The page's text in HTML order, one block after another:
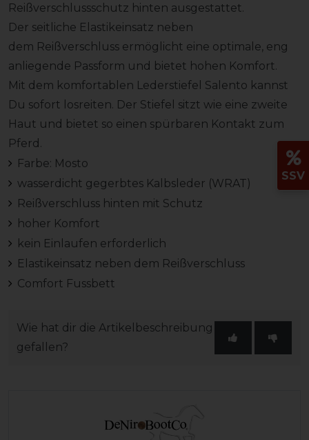
Reißverschlussschutz hinten ausgestattet.
Der seitliche Elastikeinsatz neben
dem Reißverschluss ermöglicht eine optimale, eng
anliegende Passform und bietet hohen Komfort.
Mit dem komfortablen Lederstiefel Salento kannst
Du sofort losreiten. Der Stiefel sitzt wie eine zweite
Haut und bietet so einen spürbaren Kontakt zum
Pferd.
Farbe: Mosto
wasserdicht gegerbtes Kalbsleder (WRAT)
Reißverschluss hinten mit Schutz
hoher Komfort
kein Einlaufen erforderlich
Elastikeinsatz neben dem Reißverschluss
Comfort Fussbett
Wie hat dir die Artikelbeschreibung
gefallen?
SSV